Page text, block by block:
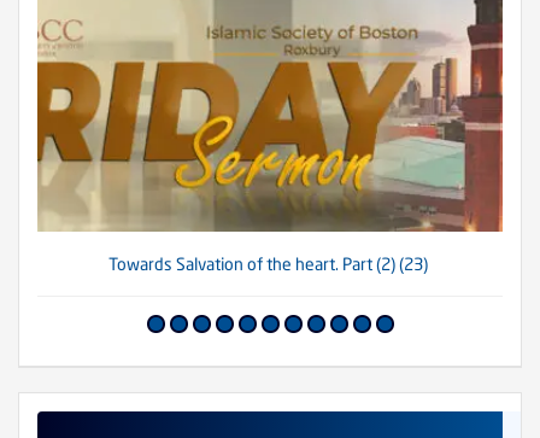
(23) Towards Salvation of the heart. Part (2)